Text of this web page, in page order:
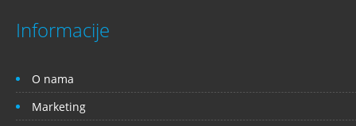
Informacije
O nama
Marketing